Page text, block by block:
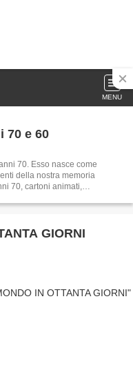
MENU
70 e 60
70. Esso nasce come
della nostra memoria
70, cartoni animati,
contributo... per rinverdire
GIORNI